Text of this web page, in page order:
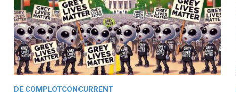
DE COMPLOTCONCURRENT